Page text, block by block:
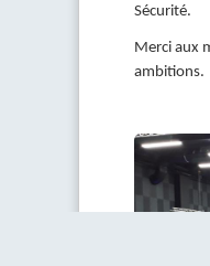
Sécurité.
Merci aux
ambitions.